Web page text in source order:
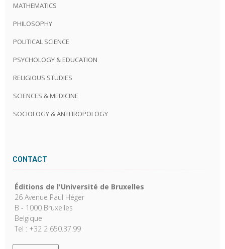
MATHEMATICS
PHILOSOPHY
POLITICAL SCIENCE
PSYCHOLOGY & EDUCATION
RELIGIOUS STUDIES
SCIENCES & MEDICINE
SOCIOLOGY & ANTHROPOLOGY
CONTACT
Éditions de l'Université de Bruxelles
26 Avenue Paul Héger
B - 1000 Bruxelles
Belgique
Tel : +32 2 650.37.99